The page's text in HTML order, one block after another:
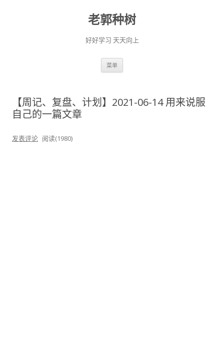
老郭种树
好好学习 天天向上
菜单
【周记、复盘、计划】2021-06-14 用来说服
自己的一篇文章
发表评论 阅读(1980)